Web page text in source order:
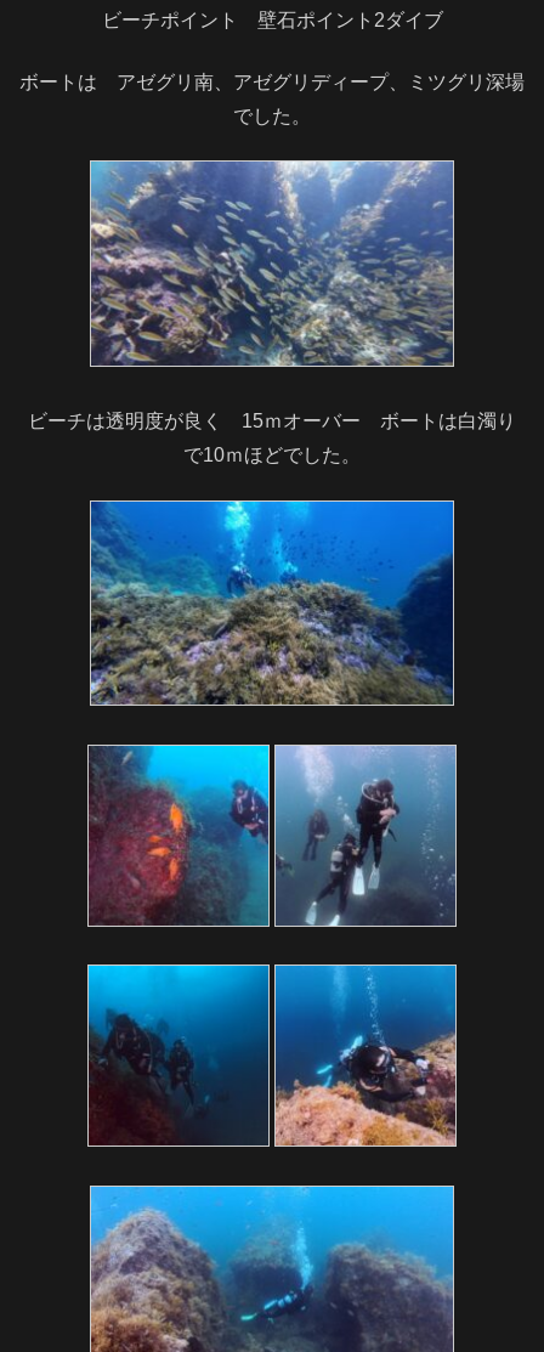
ビーチポイント 壁石ポイント2ダイブ
ボートは アゼグリ南、アゼグリディープ、ミツグリ深場
でした。
ビーチは透明度が良く 15ｍオーバー ボートは白濁り
で10ｍほどでした。